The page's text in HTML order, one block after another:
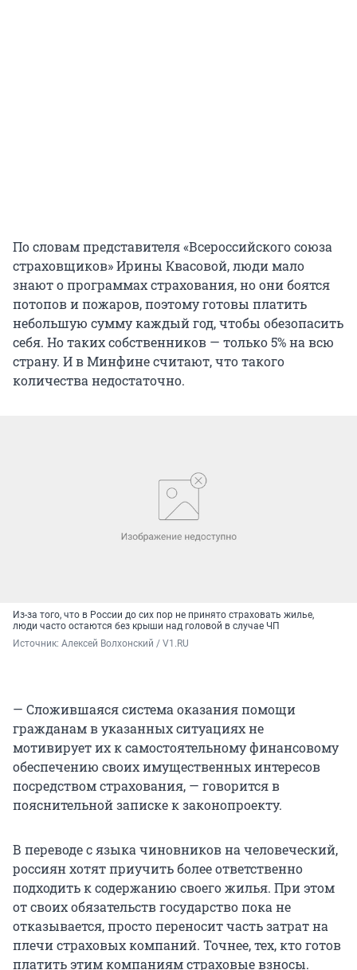
По словам представителя «Всероссийского союза
страховщиков» Ирины Квасовой, люди мало
знают о программах страхования, но они боятся
потопов и пожаров, поэтому готовы платить
небольшую сумму каждый год, чтобы обезопасить
себя. Но таких собственников — только 5% на всю
страну. И в Минфине считают, что такого
количества недостаточно.
Из-за того, что в России до сих пор не принято страховать жилье,
люди часто остаются без крыши над головой в случае ЧП
Источник: Алексей Волхонский / V1.RU
— Сложившаяся система оказания помощи
гражданам в указанных ситуациях не
мотивирует их к самостоятельному финансовому
обеспечению своих имущественных интересов
посредством страхования, — говорится в
пояснительной записке к законопроекту.
В переводе с языка чиновников на человеческий,
россиян хотят приучить более ответственно
подходить к содержанию своего жилья. При этом
от своих обязательств государство пока не
отказывается, просто переносит часть затрат на
плечи страховых компаний. Точнее, тех, кто готов
платить этим компаниям страховые взносы.